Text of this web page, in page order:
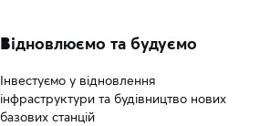
Відновлюємо та будуємо
Інвестуємо у відновлення
інфраструктури та будівництво нових
базових станцій